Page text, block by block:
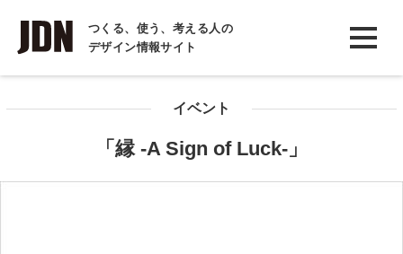
つくる、使う、考える人の
デザイン情報サイト
INTERVIEW
インタビュー
イベント
「縁 -A Sign of Luck-」